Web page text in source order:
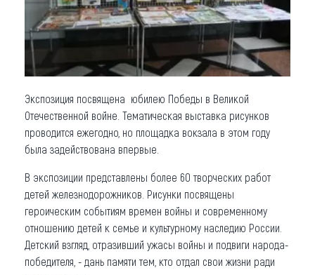
Другие рубрики
Экспозиция посвящена юбилею Победы в Великой
Отечественной войне. Тематическая выставка рисунков
проводится ежегодно, но площадка вокзала в этом году
была задействована впервые.
В экспозиции представлены более 60 творческих работ
детей железнодорожников. Рисунки посвящены
героическим событиям времен войны и современному
отношению детей к семье и культурному наследию России.
Детский взгляд, отразивший ужасы войны и подвиги народа-
победителя, - дань памяти тем, кто отдал свои жизни ради